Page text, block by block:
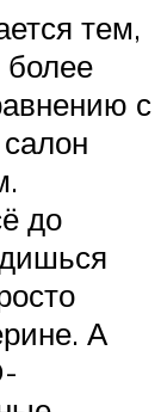
тем,
более
с
до
А